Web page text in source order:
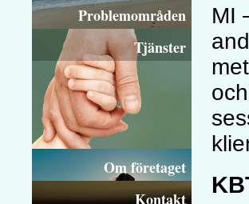
Problemområden
Tjänster
Om företaget
Kontakt
MI